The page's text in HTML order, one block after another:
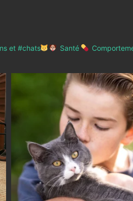
et #chats Santé